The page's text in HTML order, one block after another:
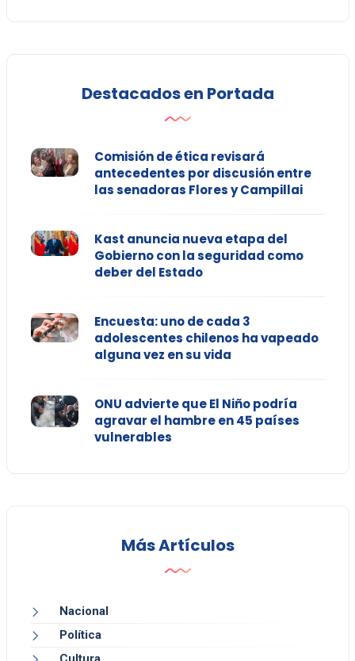
Destacados en Portada
Comisión de ética revisará
antecedentes por discusión entre
las senadoras Flores y Campillai
Kast anuncia nueva etapa del
Gobierno con la seguridad como
deber del Estado
Encuesta: uno de cada 3
adolescentes chilenos ha vapeado
alguna vez en su vida
ONU advierte que El Niño podría
agravar el hambre en 45 países
vulnerables
Más Artículos
Nacional
Política